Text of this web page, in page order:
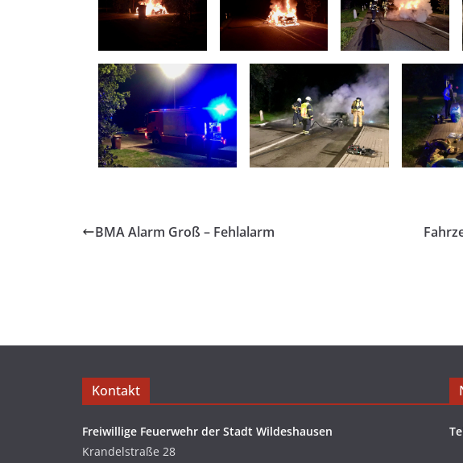
BMA Alarm Groß – Fehlalarm
Kontakt
Freiwillige Feuerwehr der Stadt Wildeshausen
Krandelstraße 28